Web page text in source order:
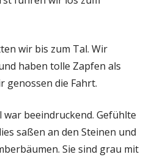
wir bis zum Tal. Wir
haben tolle Zapfen als
genossen die Fahrt.
beeindruckend. Gefühlte
saßen an den Steinen und
Sie sind grau mit